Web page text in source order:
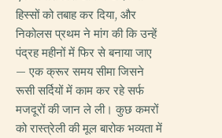
हिस्सों को तबाह कर दिया, और
निकोलस प्रथम ने मांग की कि उन्हें
पंद्रह महीनों में फिर से बनाया जाए
— एक क्रूर समय सीमा जिसने
रूसी सर्दियों में काम कर रहे सर्फ
मजदूरों की जान ले ली। कुछ कमरों
को रास्त्रेली की मूल बारोक भव्यता में